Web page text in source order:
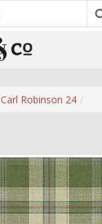
Carl Robinson 24